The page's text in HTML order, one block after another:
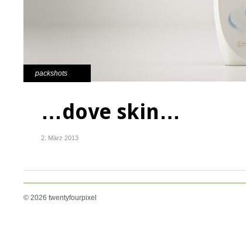
packshots
…dove skin…
2. März 2013
© 2026 twentyfourpixel